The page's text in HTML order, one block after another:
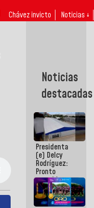
Chávez invicto Noticias ↓
Noticias
destacadas
Presidenta
(e) Delcy
Rodríguez:
Pronto
restableceremos
las
operaciones
en el